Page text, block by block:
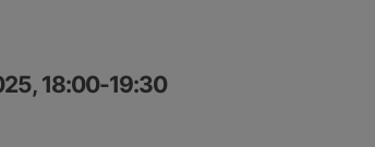
18:00-19:30